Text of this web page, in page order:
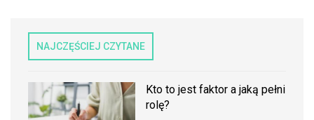
NAJCZĘŚCIEJ CZYTANE
Kto to jest faktor a jaką pełni
rolę?